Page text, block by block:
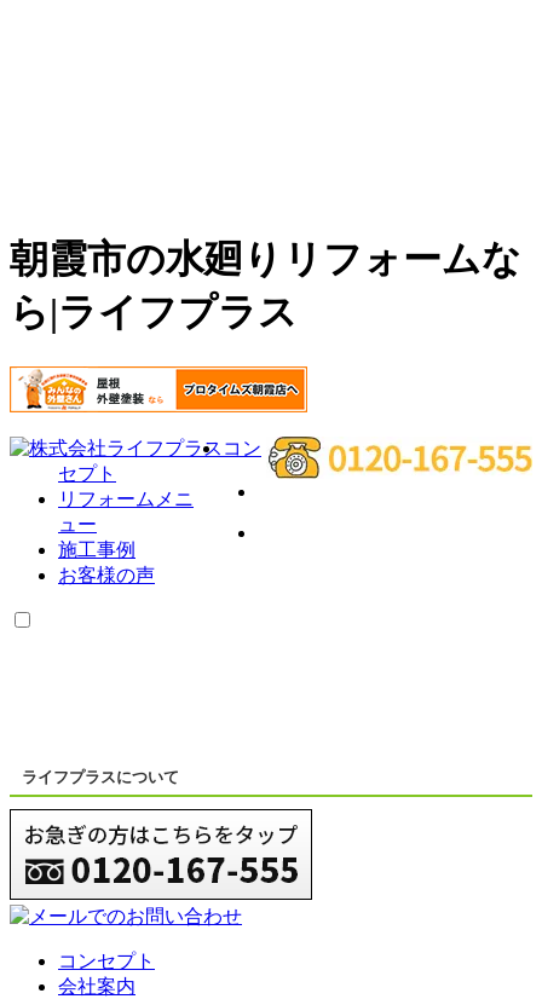
朝霞市の水廻りリフォームな
ら|ライフプラス
コン
セプト
リフォームメニ
ュー
施工事例
お客様の声
ライフプラスについて
コンセプト
会社案内